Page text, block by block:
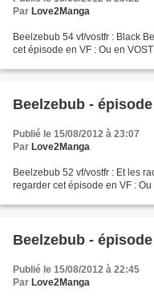
Par Love2Manga
Beelzebub 54 vf/vostfr : Black
cet épisode en VF : Ou en
Beelzebub -
Publié le 15/08/2012 à 23:07
Par Love2Manga
Beelzebub 52 vf/vostfr : Et les
regarder cet épisode en VF : Ou
Beelzebub -
Publié le 15/08/2012 à 22:45
Par Love2Manga